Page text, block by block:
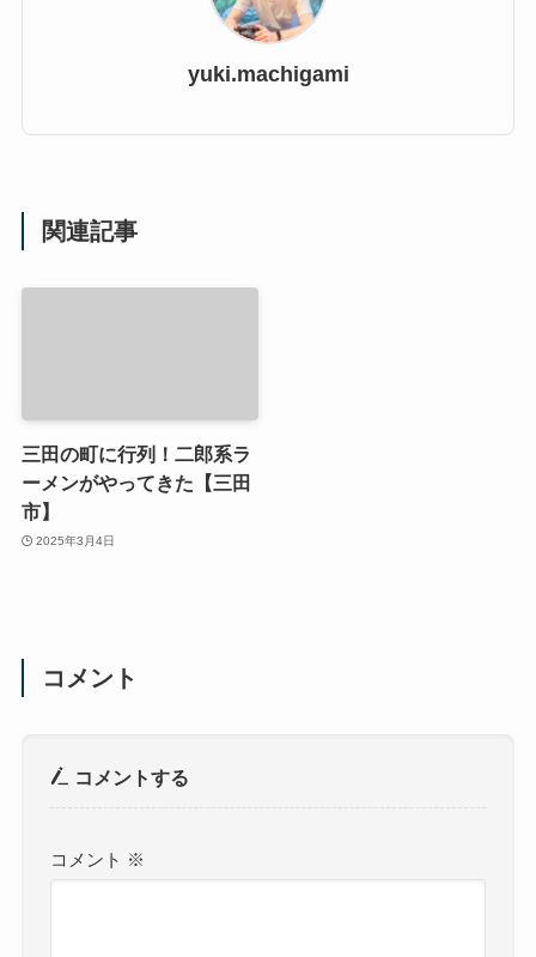
yuki.machigami
関連記事
三田の町に行列！二郎系ラ
ーメンがやってきた【三田
市】
2025年3月4日
コメント
コメントする
コメント ※